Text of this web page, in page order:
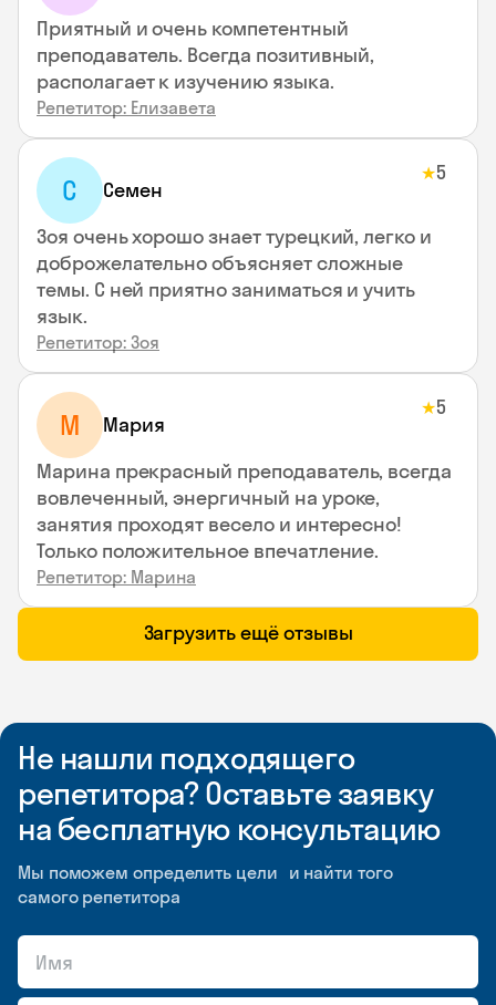
Приятный и очень компетентный
преподаватель. Всегда позитивный,
располагает к изучению языка.
Репетитор: Елизавета
С Семен
★5
Зоя очень хорошо знает турецкий, легко и
доброжелательно объясняет сложные
темы. С ней приятно заниматься и учить
язык.
Репетитор: Зоя
М Мария
★5
Марина прекрасный преподаватель, всегда
вовлеченный, энергичный на уроке,
занятия проходят весело и интересно!
Только положительное впечатление.
Репетитор: Марина
Загрузить ещё отзывы
Не нашли подходящего
репетитора? Оставьте заявку
на бесплатную консультацию
Мы поможем определить цели и найти того
самого репетитора